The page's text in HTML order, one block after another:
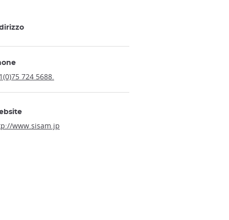
724 5688.
www.sisam.jp